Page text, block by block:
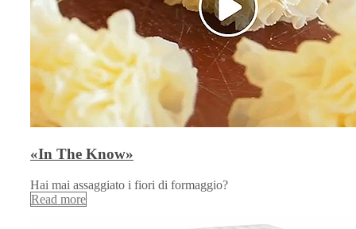
«In The Know»
Hai mai assaggiato i fiori di formaggio?
Read more